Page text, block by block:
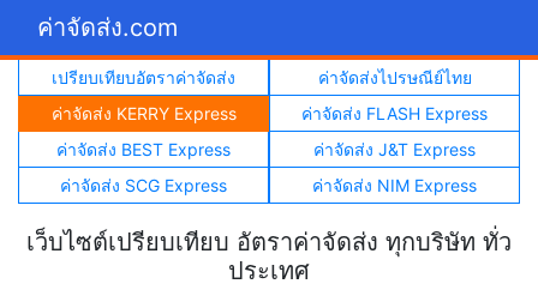
ค่าจัดส่ง.com
เปรียบเทียบอัตราค่าจัดส่ง
ค่าจัดส่งไปรษณีย์ไทย
ค่าจัดส่ง KERRY Express
ค่าจัดส่ง FLASH Express
ค่าจัดส่ง BEST Express
ค่าจัดส่ง J&T Express
ค่าจัดส่ง SCG Express
ค่าจัดส่ง NIM Express
เว็บไซต์เปรียบเทียบ อัตราค่าจัดส่ง ทุกบริษัท ทั่ว
ประเทศ